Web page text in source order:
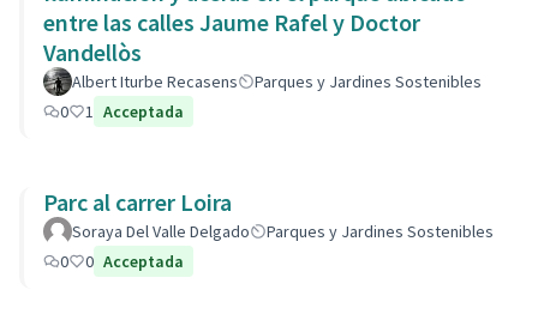
entre las calles Jaume Rafel y Doctor
Vandellòs
Albert Iturbe Recasens
Parques y Jardines Sostenibles
0
1 Acceptada
Parc al carrer Loira
Soraya Del Valle Delgado
Parques y Jardines Sostenibles
0
0 Acceptada